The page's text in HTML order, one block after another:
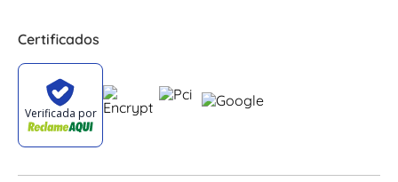
Certificados